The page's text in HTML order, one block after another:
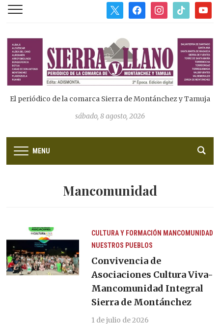
facebookinstagram
tiktok
El periódico de la comarca Sierra de Montánchez y Tamuja
sábado, 8 agosto, 2026
MENU
Mancomunidad
CULTURA Y FORMACIÓN MANCOMUNIDAD
NUESTROS PUEBLOS
Convivencia de
Asociaciones Cultura Viva-
Mancomunidad Integral
Sierra de Montánchez
1 de julio de 2026